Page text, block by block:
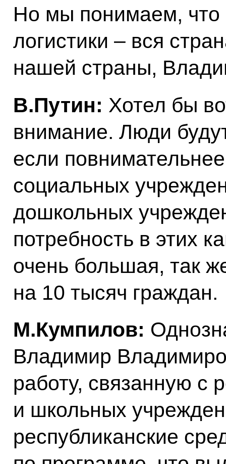
Но мы понимаем, что
логистики – вся
нашей страны,
В.Путин: Хотел бы
внимание. Люди
если
социальных
дошкольных
потребность в этих
очень большая, так
на 10 тысяч граждан.
М.Кумпилов:
Владимир
работу, связанную с
и школьных
республиканские